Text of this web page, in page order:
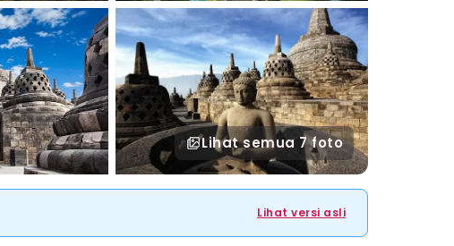
Lihat semua 7 foto
Lihat versi asli